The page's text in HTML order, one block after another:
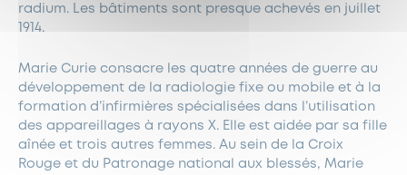
radium. Les bâtiments sont presque achevés en juillet
1914.
Marie Curie consacre les quatre années de guerre au
développement de la radiologie fixe ou mobile et à la
formation d’infirmières spécialisées dans l’utilisation
des appareillages à rayons X. Elle est aidée par sa fille
aînée et trois autres femmes. Au sein de la Croix
Rouge et du Patronage national aux blessés, Marie